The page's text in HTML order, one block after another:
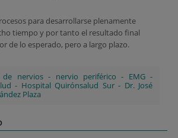
para desarrollarse plenamente
tiempo y por tanto el resultado final
de lo esperado, pero a largo plazo.
de nervios- nervio periférico - EMG-
- Hospital Quirónsalud Sur- Dr. José
Plaza